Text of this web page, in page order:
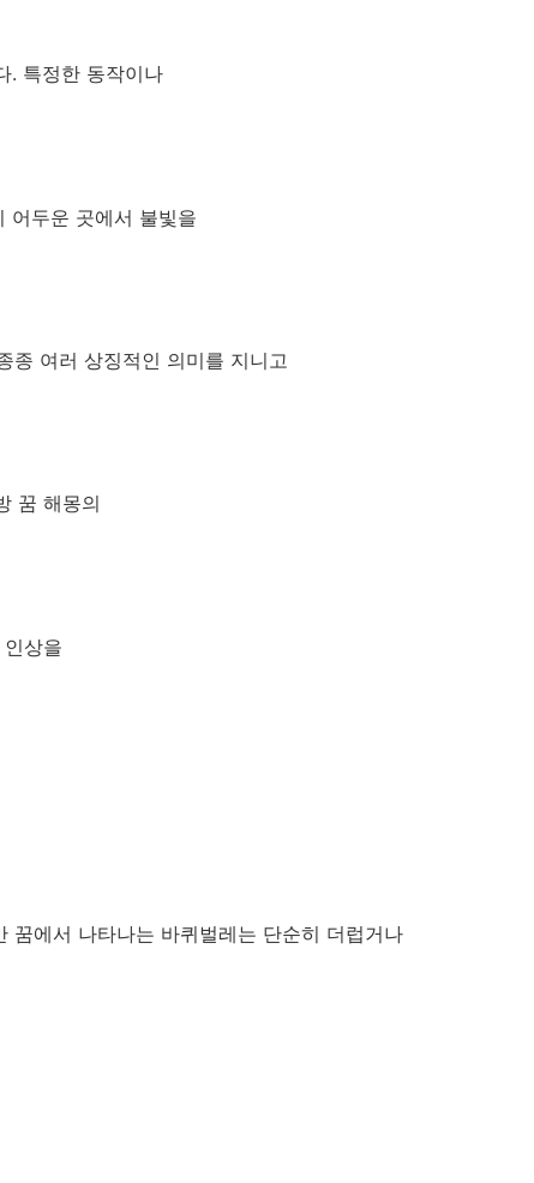
. 특정한 동작이나
어두운 곳에서 불빛을
종 여러 상징적인 의미를 지니고
꿈 해몽의
상을
꿈에서 나타나는 바퀴벌레는 단순히 더럽거나